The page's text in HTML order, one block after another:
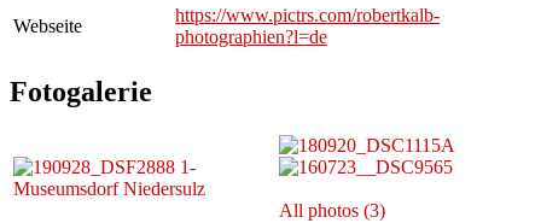
Webseite
https://www.pictrs.com/robertkalb-
photographien?l=de
Fotogalerie
All photos (3)